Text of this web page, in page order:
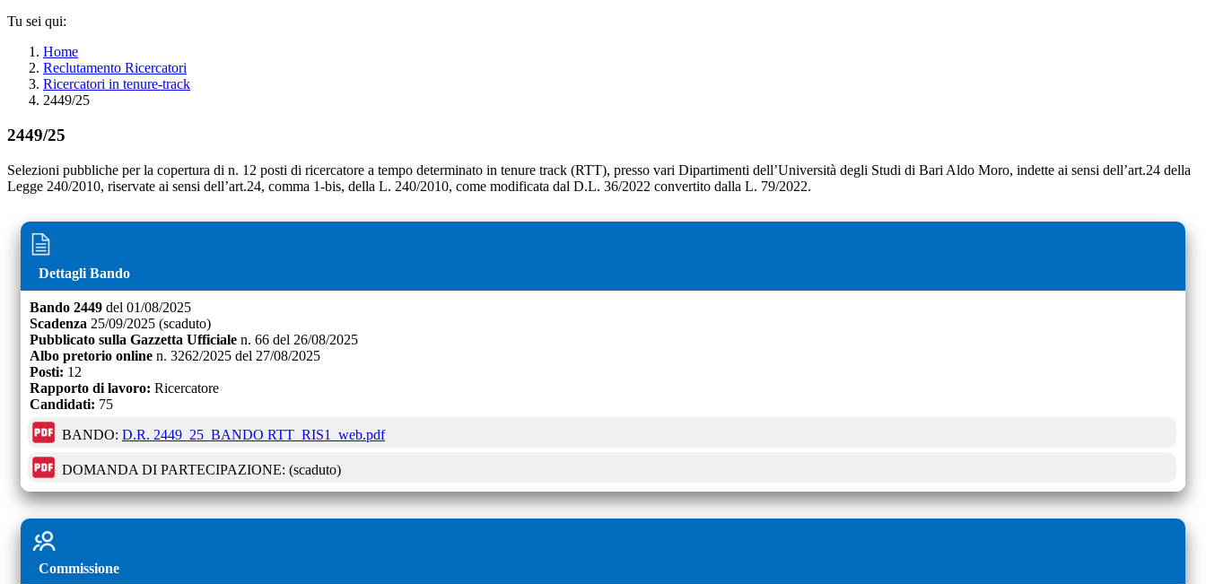
Tu sei qui:
Home
Reclutamento Ricercatori
Ricercatori in tenure-track
2449/25
2449/25
Selezioni pubbliche per la copertura di n. 12 posti di ricercatore a tempo determinato in tenure track (RTT), presso vari Dipartimenti dell’Università degli Studi di Bari Aldo Moro, indette ai sensi dell’art.24 della
Legge 240/2010, riservate ai sensi dell’art.24, comma 1-bis, della L. 240/2010, come modificata dal D.L. 36/2022 convertito dalla L. 79/2022.
Dettagli Bando
Bando 2449 del 01/08/2025
Scadenza 25/09/2025 (scaduto)
Pubblicato sulla Gazzetta Ufficiale n. 66 del 26/08/2025
Albo pretorio online n. 3262/2025 del 27/08/2025
Posti: 12
Rapporto di lavoro: Ricercatore
Candidati: 75
BANDO: D.R. 2449_25_BANDO RTT_RIS1_web.pdf
DOMANDA DI PARTECIPAZIONE: (scaduto)
Commissione